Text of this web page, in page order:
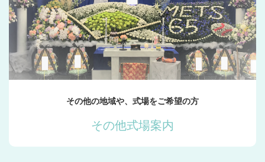
その他の地域や、式場をご希望の方
その他式場案内